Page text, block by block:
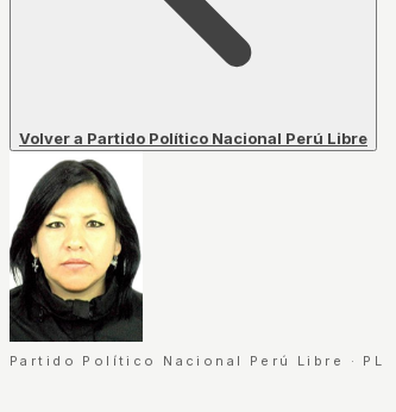
Volver a Partido Político Nacional Perú Libre
Partido Político Nacional Perú Libre · PL